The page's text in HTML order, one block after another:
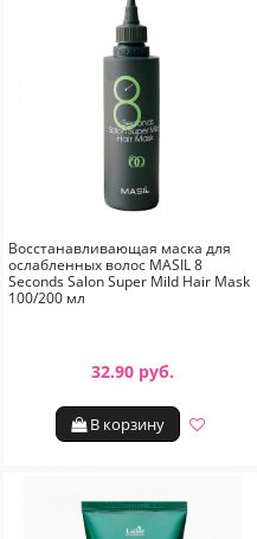
Восстанавливающая маска для
ослабленных волос MASIL 8
Seconds Salon Super Mild Hair Mask
100/200 мл
32.90 руб.
В корзину